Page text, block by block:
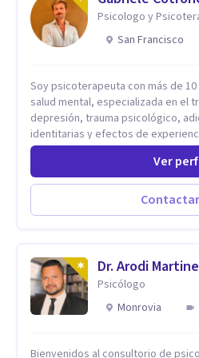
Psicologo y
San Francisco
Soy psicoterapeuta con más de
salud mental, especializada en el
depresión, trauma psicológico,
identitarias y efectos de
Ofrezco un espacio terapéutico
profundamente humano, donde el
transformarse en
psicoanálisis, terapia somática y
Psicología Analítica Junguiana. Mi
perspectivas interculturales,
simbólico con el inconsciente,
proceso terapéutico es único y
Ver
Contactar
Dr. Arodi
Psicólogo
Monrovia
Bienvenidos al consultorio de